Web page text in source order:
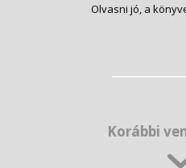
Olvasni jó, a
Korábbi